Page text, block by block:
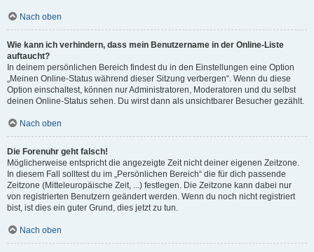
Nach oben
Wie kann ich verhindern, dass mein Benutzername in der Online-Liste
auftaucht?
In deinem persönlichen Bereich findest du in den Einstellungen eine Option
„Meinen Online-Status während dieser Sitzung verbergen“. Wenn du diese
Option einschaltest, können nur Administratoren, Moderatoren und du selbst
deinen Online-Status sehen. Du wirst dann als unsichtbarer Besucher gezählt.
Nach oben
Die Forenuhr geht falsch!
Möglicherweise entspricht die angezeigte Zeit nicht deiner eigenen Zeitzone.
In diesem Fall solltest du im „Persönlichen Bereich“ die für dich passende
Zeitzone (Mitteleuropäische Zeit, ...) festlegen. Die Zeitzone kann dabei nur
von registrierten Benutzern geändert werden. Wenn du noch nicht registriert
bist, ist dies ein guter Grund, dies jetzt zu tun.
Nach oben